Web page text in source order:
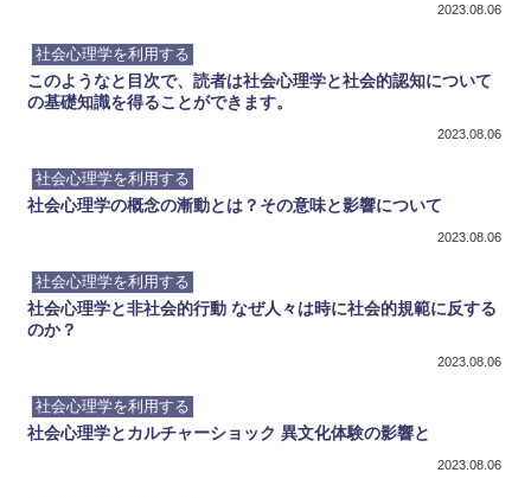
2023.08.06
社会心理学を利用する
このようなと目次で、読者は社会心理学と社会的認知について
の基礎知識を得ることができます。
2023.08.06
社会心理学を利用する
社会心理学の概念の漸動とは？その意味と影響について
2023.08.06
社会心理学を利用する
社会心理学と非社会的行動 なぜ人々は時に社会的規範に反する
のか？
2023.08.06
社会心理学を利用する
社会心理学とカルチャーショック 異文化体験の影響と
2023.08.06